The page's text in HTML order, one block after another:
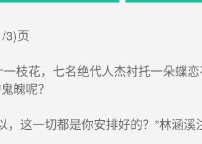
页
枝花，七名绝代人杰衬托一朵蝶
魄呢？
，这一切都是你安排好的？”林涵溪